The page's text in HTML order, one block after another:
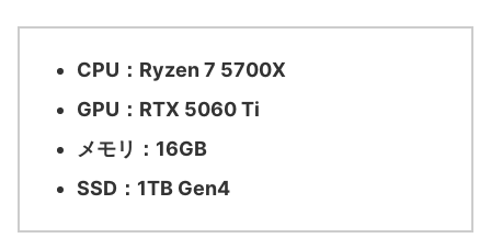
CPU：Ryzen 7 5700X
GPU：RTX 5060 Ti
メモリ：16GB
SSD：1TB Gen4